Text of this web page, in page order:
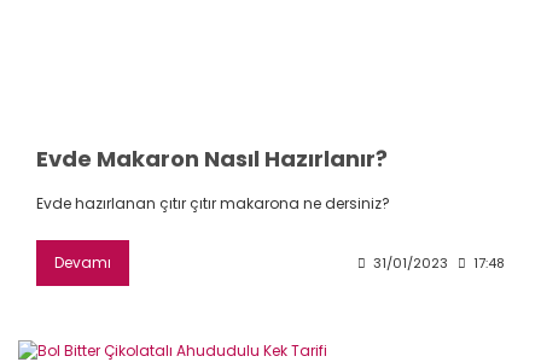
Evde Makaron Nasıl Hazırlanır?
Evde hazırlanan çıtır çıtır makarona ne dersiniz?
Devamı 31/01/2023 17:48